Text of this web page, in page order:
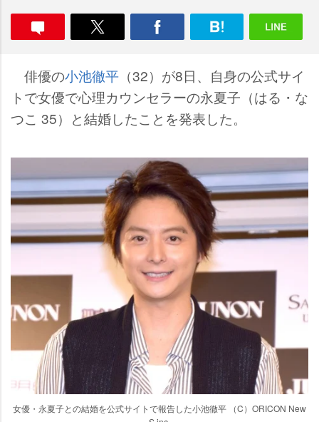
俳優の小池徹平 （32）が8日、自身の公式サイ
トで女優で心理カウンセラーの永夏子（はる・な
つこ 35）と結婚したことを発表した。
女優・永夏子との結婚を公式サイトで報告した小池徹平 （C）ORICON New